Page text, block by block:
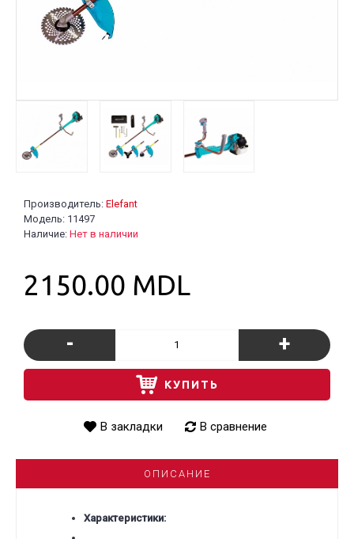
Производитель: Elefant
Модель: 11497
Наличие: Нет в наличии
2150.00 MDL
- +
КУПИТЬ
В закладки В сравнение
ОПИСАНИЕ
Xарактеристики: